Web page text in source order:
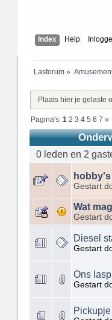
Index Help
Lasforum»
Plaats hier je gelaste
Pagina's:1 2 3 4 5 6 7 »
0 leden en 2
Gestart
Wat
Gestart
Diesel
Gestart
Ons
Gestart